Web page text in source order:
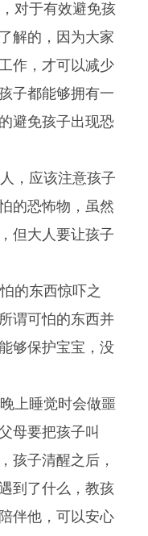
对于有效避免孩
解的，因为大家
作，才可以减少
子都能够拥有一
避免孩子出现恐
，应该注意孩子
的恐怖物，虽然
但大人要让孩子
的东西惊吓之
谓可怕的东西并
够保护宝宝，没
上睡觉时会做噩
母要把孩子叫
孩子清醒之后，
到了什么，教孩
伴他，可以安心